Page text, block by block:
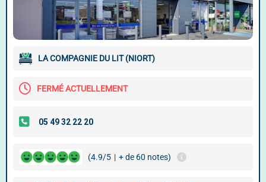
LA COMPAGNIE DU LIT (NIORT)
FERMÉ ACTUELLEMENT
(4.9/5 | + de 60 notes)